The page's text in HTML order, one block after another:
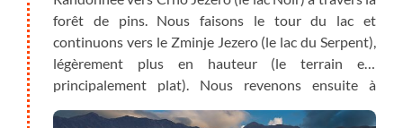
forêt de pins. Nous faisons le tour du lac et
continuons vers le Zminje Jezero (le lac du Serpent),
légèrement plus en hauteur (le terrain est
principalement plat). Nous revenons ensuite à
Zabljak en passant par le troisième lac : Barno. Puis